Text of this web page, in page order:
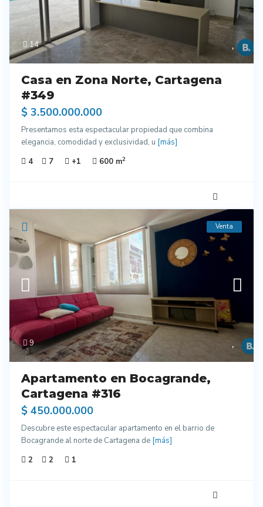
14
Casa en Zona Norte, Cartagena
#349
$ 3.500.000.000
Presentamos esta espectacular propiedad que combina
elegancia, comodidad y exclusividad, u [más]
4
7 +1 600 m2
9
Venta
Apartamento en Bocagrande,
Cartagena #316
$ 450.000.000
Descubre este espectacular apartamento en el barrio de
Bocagrande al norte de Cartagena de [más]
2
2 1